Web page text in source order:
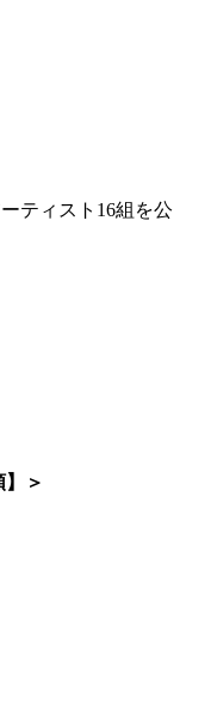
ティスト16組を公
＞